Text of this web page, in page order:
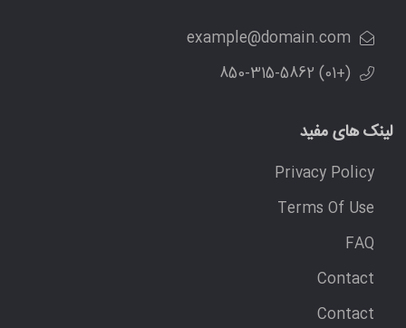
example@domain.com
(+01) 850-315-5862
لینک های مفید
Privacy Policy
Terms Of Use
FAQ
Contact
Contact